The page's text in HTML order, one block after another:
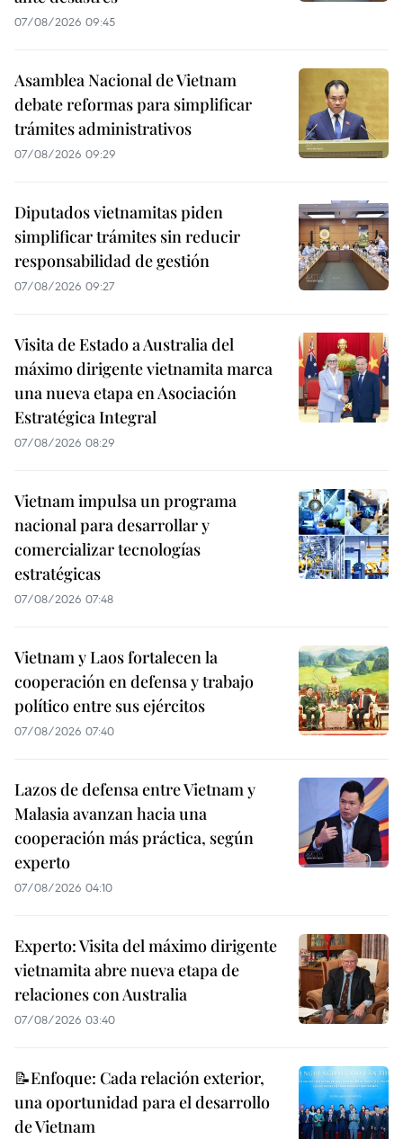
07/08/2026 09:45
Asamblea Nacional de Vietnam
debate reformas para simplificar
trámites administrativos
07/08/2026 09:29
Diputados vietnamitas piden
simplificar trámites sin reducir
responsabilidad de gestión
07/08/2026 09:27
Visita de Estado a Australia del
máximo dirigente vietnamita marca
una nueva etapa en Asociación
Estratégica Integral
07/08/2026 08:29
Vietnam impulsa un programa
nacional para desarrollar y
comercializar tecnologías
estratégicas
07/08/2026 07:48
Vietnam y Laos fortalecen la
cooperación en defensa y trabajo
político entre sus ejércitos
07/08/2026 07:40
Lazos de defensa entre Vietnam y
Malasia avanzan hacia una
cooperación más práctica, según
experto
07/08/2026 04:10
Experto: Visita del máximo dirigente
vietnamita abre nueva etapa de
relaciones con Australia
07/08/2026 03:40
📝Enfoque: Cada relación exterior,
una oportunidad para el desarrollo
de Vietnam